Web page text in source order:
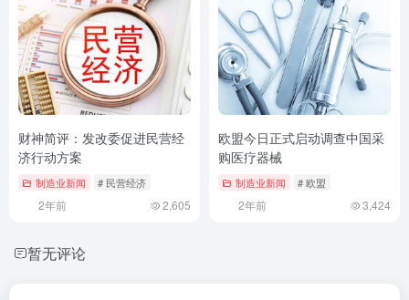
财神简评：发改委促进民营经
济行动方案
制造业新闻 # 民营经济
2年前 2,605
欧盟今日正式启动调查中国采
购医疗器械
制造业新闻 # 欧盟
2年前 3,424
暂无评论